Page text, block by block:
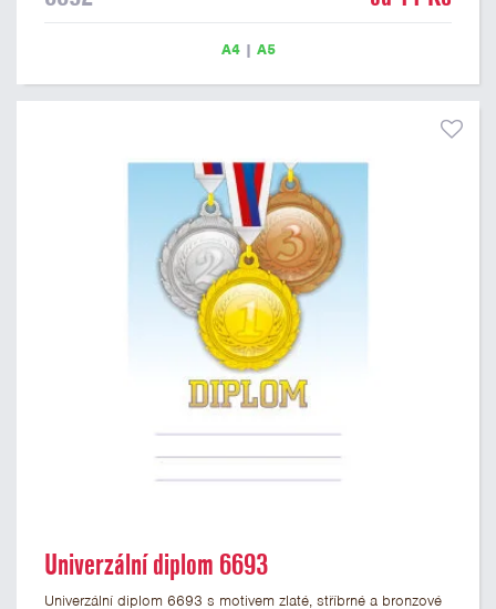
motivem pohárů má gramáž 250 g/m2.
A4| A5
Univerzální diplom 6693
Univerzální diplom 6693 s motivem zlaté, stříbrné a bronzové